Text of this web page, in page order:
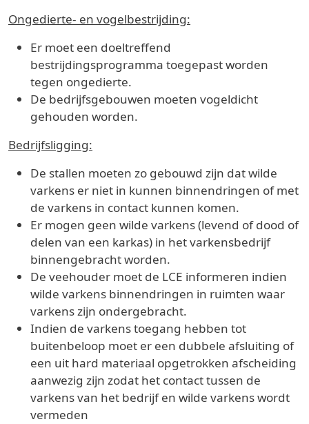
Ongedierte- en vogelbestrijding:
Er moet een doeltreffend
bestrijdingsprogramma toegepast worden
tegen ongedierte.
De bedrijfsgebouwen moeten vogeldicht
gehouden worden.
Bedrijfsligging:
De stallen moeten zo gebouwd zijn dat wilde
varkens er niet in kunnen binnendringen of met
de varkens in contact kunnen komen.
Er mogen geen wilde varkens (levend of dood of
delen van een karkas) in het varkensbedrijf
binnengebracht worden.
De veehouder moet de LCE informeren indien
wilde varkens binnendringen in ruimten waar
varkens zijn ondergebracht.
Indien de varkens toegang hebben tot
buitenbeloop moet er een dubbele afsluiting of
een uit hard materiaal opgetrokken afscheiding
aanwezig zijn zodat het contact tussen de
varkens van het bedrijf en wilde varkens wordt
vermeden